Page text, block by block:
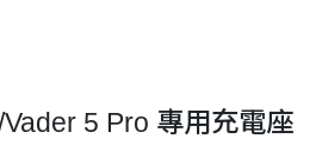
5 Pro 專用充電座